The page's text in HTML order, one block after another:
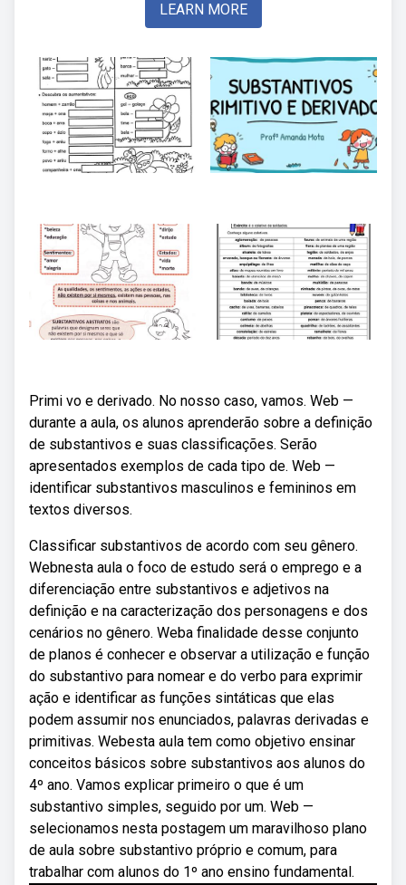
LEARN MORE
Primi vo e derivado. No nosso caso, vamos. Web —
durante a aula, os alunos aprenderão sobre a definição
de substantivos e suas classificações. Serão
apresentados exemplos de cada tipo de. Web —
identificar substantivos masculinos e femininos em
textos diversos.
Classificar substantivos de acordo com seu gênero.
Webnesta aula o foco de estudo será o emprego e a
diferenciação entre substantivos e adjetivos na
definição e na caracterização dos personagens e dos
cenários no gênero. Weba finalidade desse conjunto
de planos é conhecer e observar a utilização e função
do substantivo para nomear e do verbo para exprimir
ação e identificar as funções sintáticas que elas
podem assumir nos enunciados, palavras derivadas e
primitivas. Webesta aula tem como objetivo ensinar
conceitos básicos sobre substantivos aos alunos do
4º ano. Vamos explicar primeiro o que é um
substantivo simples, seguido por um. Web —
selecionamos nesta postagem um maravilhoso plano
de aula sobre substantivo próprio e comum, para
trabalhar com alunos do 1º ano ensino fundamental.